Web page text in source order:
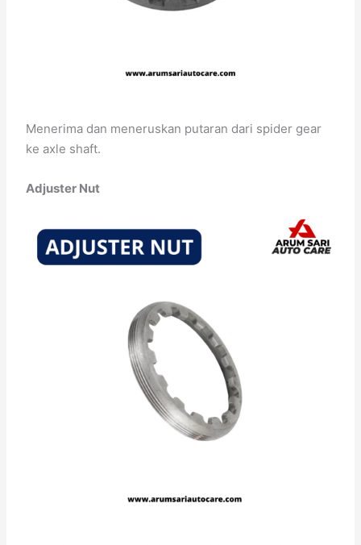
Menerima dan meneruskan putaran dari spider gear
ke axle shaft.
Adjuster Nut